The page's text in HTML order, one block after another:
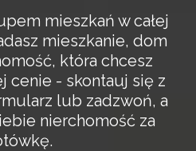
mieszkań w całej
mieszkanie, dom
która chcesz
cenie - skontauj się z
lub zadzwoń, a
nierchomość za